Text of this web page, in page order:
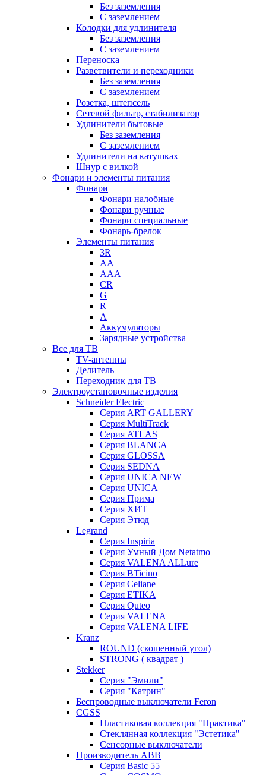
Без заземления
С заземлением
Колодки для удлинителя
Без заземления
С заземлением
Переноска
Разветвители и переходники
Без заземления
С заземлением
Розетка, штепсель
Сетевой фильтр, стабилизатор
Удлинители бытовые
Без заземления
С заземлением
Удлинители на катушках
Шнур с вилкой
Фонари и элементы питания
Фонари
Фонари налобные
Фонари ручные
Фонари специальные
Фонарь-брелок
Элементы питания
3R
AA
AAA
CR
G
R
А
Аккумуляторы
Зарядные устройства
Все для ТВ
TV-антенны
Делитель
Переходник для ТВ
Электроустановочные изделия
Schneider Electric
Серия ART GALLERY
Серия MultiTrack
Серия ATLAS
Серия BLANCA
Серия GLOSSA
Серия SEDNA
Серия UNICA NEW
Серия UNICA
Серия Прима
Серия ХИТ
Серия Этюд
Legrand
Серия Inspiria
Серия Умный Дом Netatmo
Серия VALENA ALLure
Серия BTicino
Серия Celiane
Серия ETIKA
Серия Quteo
Серия VALENA
Серия VALENA LIFE
Kranz
ROUND (скошенный угол)
STRONG ( квадрат )
Stekker
Серия "Эмили"
Серия "Катрин"
Беспроводные выключатели Feron
CGSS
Пластиковая коллекция "Практика"
Стеклянная коллекция "Эстетика"
Сенсорные выключатели
Производитель ABB
Серия Basic 55